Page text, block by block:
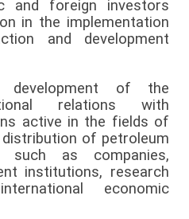
and foreign investors
in the implementation
and development
development of the
relations with
active in the fields of
of petroleum
such as companies,
institutions, research
economic